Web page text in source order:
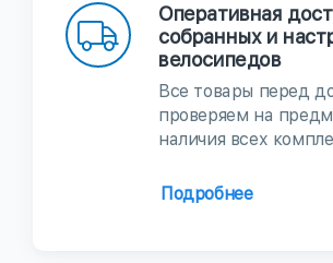
Оперативная
собранных и
велосипедов
Все товары перед
проверяем на
наличия всех
Подробнее